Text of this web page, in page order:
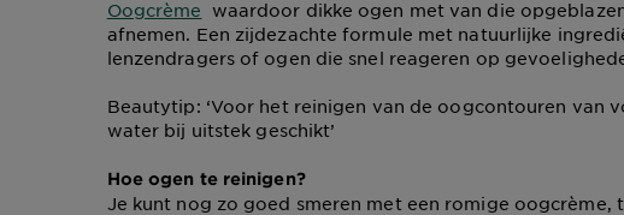
Oogcrème waardoor dikke ogen met van die
afnemen. Een zijdezachte formule met natuurlijke
lenzendragers of ogen die snel reageren op
Beautytip: ‘Voor het reinigen van de oogcontouren van
water bij uitstek geschikt’
Hoe ogen te reinigen?
Je kunt nog zo goed smeren met een romige oogcrème,